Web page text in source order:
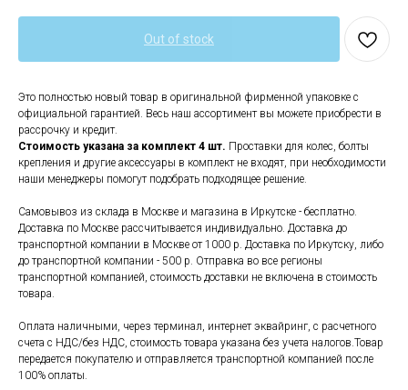
Out of stock
Это полностью новый товар в оригинальной фирменной упаковке с
официальной гарантией. Весь наш ассортимент вы можете приобрести в
рассрочку и кредит.
Стоимость указана за комплект 4 шт. Проставки для колес, болты
крепления и другие аксессуары в комплект не входят, при необходимости
наши менеджеры помогут подобрать подходящее решение.
Самовывоз из склада в Москве и магазина в Иркутске - бесплатно.
Доставка по Москве рассчитывается индивидуально. Доставка до
транспортной компании в Москве от 1000 р. Доставка по Иркутску, либо
до транспортной компании - 500 р. Отправка во все регионы
транспортной компанией, стоимость доставки не включена в стоимость
товара.
Оплата наличными, через терминал, интернет эквайринг, с расчетного
счета с НДС/без НДС, стоимость товара указана без учета налогов.Товар
передается покупателю и отправляется транспортной компанией после
100% оплаты.